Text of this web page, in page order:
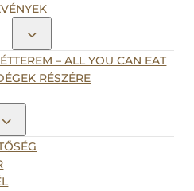
– ALL YOU CAN EAT
RÉSZÉRE